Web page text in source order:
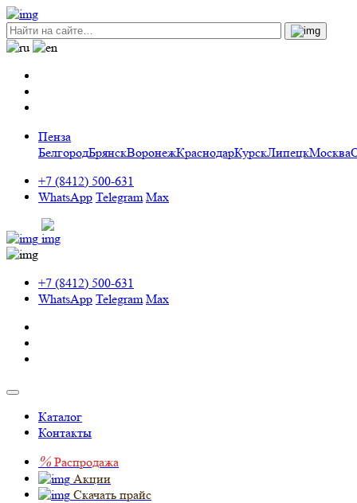
Пенза
БелгородБрянскВоронежКраснодарКурскЛипецкМосква
+7 (8412) 500-631
WhatsApp Telegram Max
+7 (8412) 500-631
WhatsApp Telegram Max
Каталог
Контакты
% Распродажа
Акции
Скачать прайс